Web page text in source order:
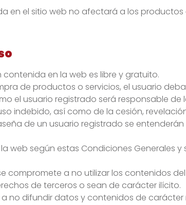
en el sitio web no afectará a los
en la web es libre y gratuito.
de productos o servicios, el usuario
el usuario registrado será responsable
indebido, así como de la cesión,
de un usuario registrado se
web según estas Condiciones Generales
compromete a no utilizar los contenidos
de terceros o sean de carácter ilícito.
a no difundir datos y contenidos de